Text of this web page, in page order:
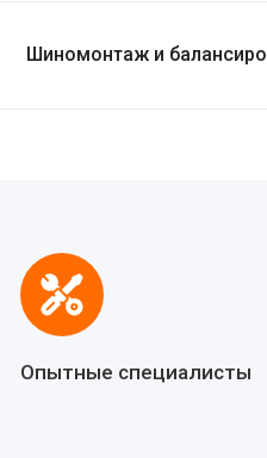
Шиномонтаж и
Опытные специалисты